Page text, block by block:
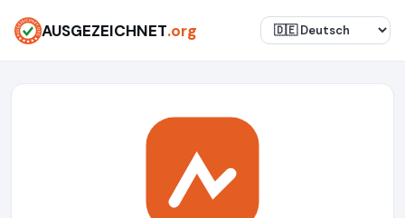
AUSGEZEICHNET.org